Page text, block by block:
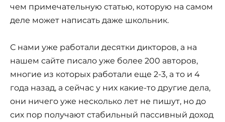
чем примечательную статью, которую на самом
деле может написать даже школьник.
С нами уже работали десятки дикторов, а на
нашем сайте писало уже более 200 авторов,
многие из которых работали еще 2-3, а то и 4
года назад, а сейчас у них какие-то другие дела,
они ничего уже несколько лет не пишут, но до
сих пор получают стабильный пассивный доход